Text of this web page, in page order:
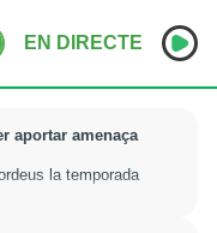
EN DIRECTE
INICI
NOTÍCIES
aportar amenaça
la temporada